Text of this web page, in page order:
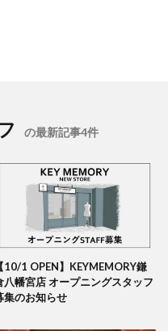
の最新記事4件
【10/1 OPEN】KEYMEMORY鎌
八幡宮店 オープニングスタッフ
集のお知らせ